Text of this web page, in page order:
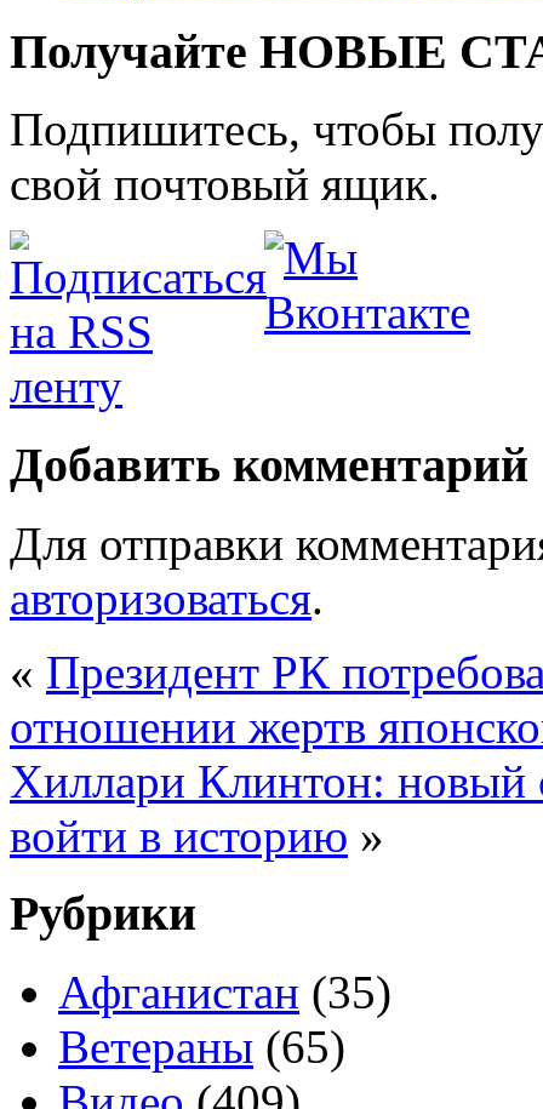
Получайте НОВЫЕ
Подпишитесь, чтобы
свой почтовый ящик.
Добавить комментарий
Для отправки
авторизоваться.
« Президент РК
отношении жертв
Хиллари Клинтон: новый
войти в историю »
Рубрики
Афганистан (35)
Ветераны (65)